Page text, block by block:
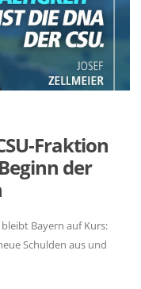
Fraktion
der
Bayern auf Kurs:
Schulden aus und